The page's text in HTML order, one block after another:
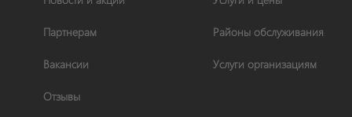
Партнерам
Вакансии
Отзывы
Районы обслуживания
Услуги организациям